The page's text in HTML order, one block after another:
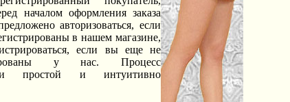
началом оформления заказа
авторизоваться, если
в нашем магазине,
если вы еще не
у нас. Процесс
простой и интуитивно